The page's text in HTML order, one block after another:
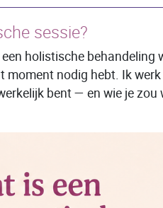
sessie?
holistische
nodig hebt. Ik
bent — en wie je zou